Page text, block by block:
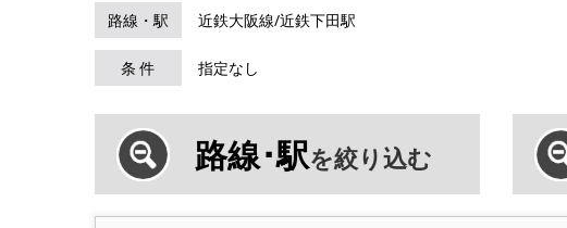
路線・駅 近鉄大阪線/近鉄下田駅
条 件 指定なし
路線･駅を絞り込む